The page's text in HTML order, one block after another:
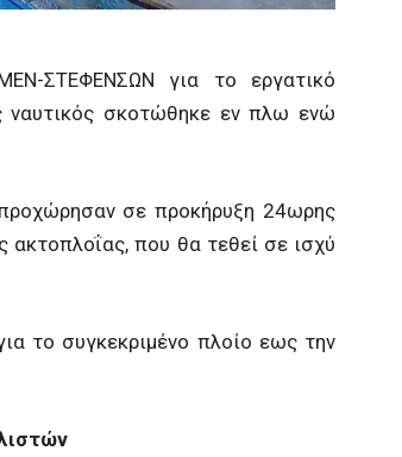
ΣΤΕΦΕΝΣΩΝ για το εργατικό
ναυτικός σκοτώθηκε εν πλω ενώ
σε προκήρυξη 24ωρης
ακτοπλοΐας, που θα τεθεί σε ισχύ
το συγκεκριμένο πλοίο εως την